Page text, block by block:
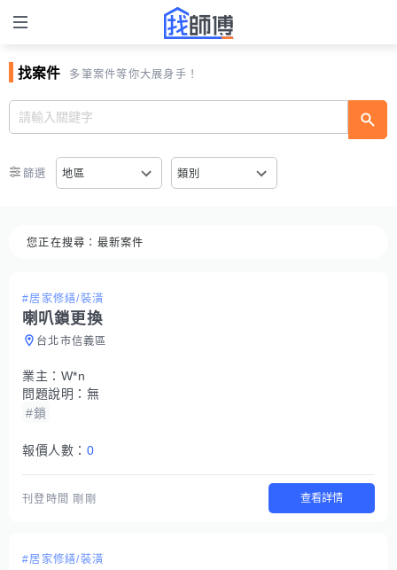
找案件 多筆案件等你大展身手！
篩選 地區 類別
您正在搜尋： 最新案件
#居家修繕/裝潢
喇叭鎖更換
台北市信義區
業主： W*n
問題說明： 無
#鎖
報價人數： 0
刊登時間 剛剛 查看詳情
#居家修繕/裝潢